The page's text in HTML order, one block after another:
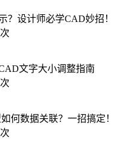
？设计师必学CAD妙招！
文字大小调整指南
何数据关联？一招搞定！